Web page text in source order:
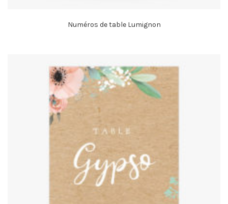
Numéros de table Lumignon